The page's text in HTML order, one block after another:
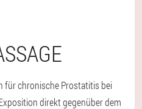
für chronische Prostatitis bei
direkt gegenüber dem